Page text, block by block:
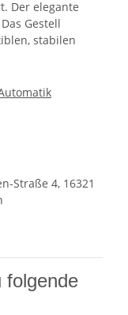
Der elegante
Gestell
stabilen
Straße 4, 16321
folgende